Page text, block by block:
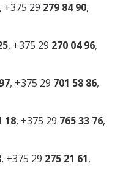
, +375 29 279 84 90,
, +375 29 270 04 96,
, +375 29 701 58 86,
18, +375 29 765 33 76,
, +375 29 275 21 61,